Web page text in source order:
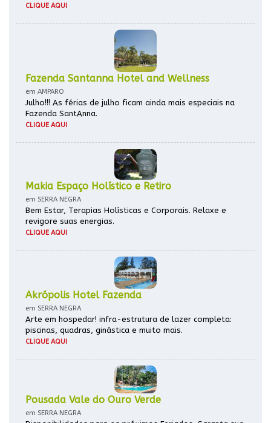
CLIQUE AQUI
Fazenda Santanna Hotel and Wellness
em AMPARO
Julho!!! As férias de julho ficam ainda mais especiais na
Fazenda SantAnna.
CLIQUE AQUI
Makia Espaço Holístico e Retiro
em SERRA NEGRA
Bem Estar, Terapias Holísticas e Corporais. Relaxe e
revigore suas energias.
CLIQUE AQUI
Akrópolis Hotel Fazenda
em SERRA NEGRA
Arte em hospedar! infra-estrutura de lazer completa:
piscinas, quadras, ginástica e muito mais.
CLIQUE AQUI
Pousada Vale do Ouro Verde
em SERRA NEGRA